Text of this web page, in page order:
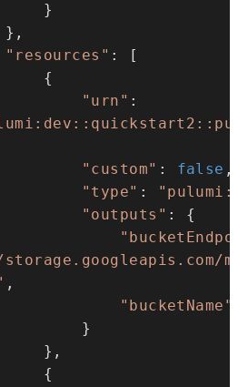
            }
        },
"resources" : [
            {
"urn"
"custom" : false ,
"type" :
"outputs" : {
,
"bucketName"
                }
            },
            {